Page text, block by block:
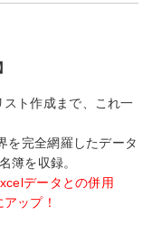
ト作成まで、これ一
を完全網羅したデータ
簿を収録。
データとの併用
ップ！